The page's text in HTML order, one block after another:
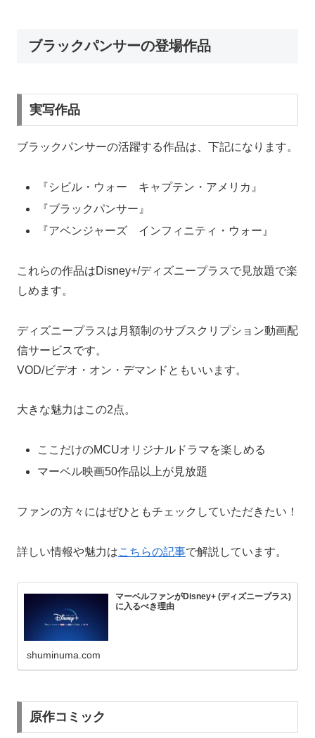
ブラックパンサーの登場作品
実写作品
ブラックパンサーの活躍する作品は、下記になります。
『シビル・ウォー キャプテン・アメリカ』
『ブラックパンサー』
『アベンジャーズ インフィニティ・ウォー』
これらの作品はDisney+/ディズニープラスで見放題で楽
しめます。
ディズニープラスは月額制のサブスクリプション動画配
信サービスです。
VOD/ビデオ・オン・デマンドともいいます。
大きな魅力はこの2点。
ここだけのMCUオリジナルドラマを楽しめる
マーベル映画50作品以上が見放題
ファンの方々にはぜひともチェックしていただきたい！
詳しい情報や魅力はこちらの記事で解説しています。
マーベルファンがDisney+ (ディズニープラス)
に入るべき理由
shuminuma.com
原作コミック